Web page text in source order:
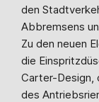
den
Abbremsens
Zu den neuen
die
Carter-Design,
des